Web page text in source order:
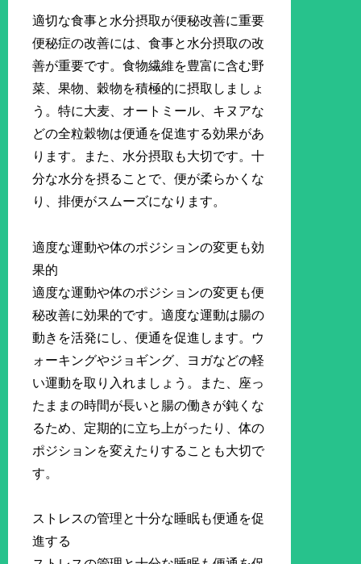
適切な食事と水分摂取が便秘改善に重要
便秘症の改善には、食事と水分摂取の改
善が重要です。食物繊維を豊富に含む野
菜、果物、穀物を積極的に摂取しましょ
う。特に大麦、オートミール、キヌアな
どの全粒穀物は便通を促進する効果があ
ります。また、水分摂取も大切です。十
分な水分を摂ることで、便が柔らかくな
り、排便がスムーズになります。
適度な運動や体のポジションの変更も効
果的
適度な運動や体のポジションの変更も便
秘改善に効果的です。適度な運動は腸の
動きを活発にし、便通を促進します。ウ
ォーキングやジョギング、ヨガなどの軽
い運動を取り入れましょう。また、座っ
たままの時間が長いと腸の働きが鈍くな
るため、定期的に立ち上がったり、体の
ポジションを変えたりすることも大切で
す。
ストレスの管理と十分な睡眠も便通を促
進する